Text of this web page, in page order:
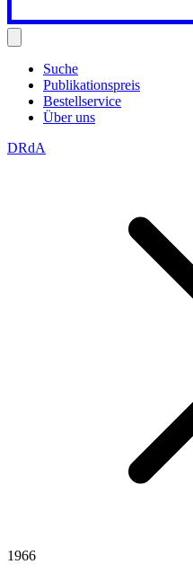
Suche
Publikationspreis
Bestellservice
Über uns
DRdA
1966